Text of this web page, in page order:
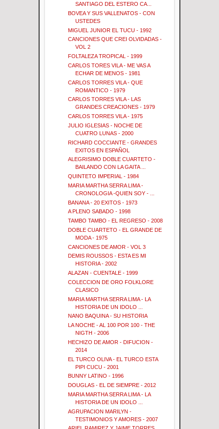
SANTIAGO DEL ESTERO CA...
BOVEA Y SUS VALLENATOS - CON
USTEDES
MIGUEL JUNIOR EL TUCU - 1992
CANCIONES QUE CREI OLVIDADAS -
VOL 2
FOLTALEZA TROPICAL - 1999
CARLOS TORES VILA - ME VAS A
ECHAR DE MENOS - 1981
CARLOS TORRES VILA - QUE
ROMANTICO - 1979
CARLOS TORRES VILA - LAS
GRANDES CREACIONES - 1979
CARLOS TORRES VILA - 1975
JULIO IGLESIAS - NOCHE DE
CUATRO LUNAS - 2000
RICHARD COCCIANTE - GRANDES
EXITOS EN ESPAÑOL
ALEGRISIMO DOBLE CUARTETO -
BAILANDO CON LA GAITA ...
QUINTETO IMPERIAL - 1984
MARIA MARTHA SERRA LIMA -
CRONOLOGIA -QUIEN SOY - ...
BANANA - 20 EXITOS - 1973
A PLENO SABADO - 1998
TAMBO TAMBO - EL REGRESO - 2008
DOBLE CUARTETO - EL GRANDE DE
MODA - 1975
CANCIONES DE AMOR - VOL 3
DEMIS ROUSSOS - ESTA ES MI
HISTORIA - 2002
ALAZAN - CUENTALE - 1999
COLECCION DE ORO FOLKLORE
CLASICO
MARIA MARTHA SERRA LIMA - LA
HISTORIA DE UN IDOLO ...
NANO BAQUINA - SU HISTORIA
LA NOCHE - AL 100 POR 100 - THE
NIGTH - 2006
HECHIZO DE AMOR - DIFUCION -
2014
EL TURCO OLIVA - EL TURCO ESTA
PIPI CUCU - 2001
BUNNY LATINO - 1996
DOUGLAS - EL DE SIEMPRE - 2012
MARIA MARTHA SERRA LIMA - LA
HISTORIA DE UN IDOLO ...
AGRUPACION MARILYN -
TESTIMONIOS Y AMORES - 2007